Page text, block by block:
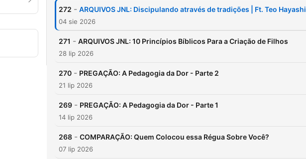
272 - ARQUIVOS JNL: Discipulando através de tradições | Ft. Teo Hayashi
04 sie 2026
271 - ARQUIVOS JNL: 10 Princípios Bíblicos Para a Criação de Filhos
28 lip 2026
270 - PREGAÇÃO: A Pedagogia da Dor - Parte 2
21 lip 2026
269 - PREGAÇÃO: A Pedagogia da Dor - Parte 1
14 lip 2026
268 - COMPARAÇÃO: Quem Colocou essa Régua Sobre Você?
07 lip 2026